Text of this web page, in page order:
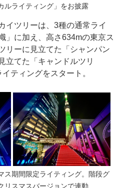
ルライティング」をお披露
ツリーは、3種の通常ライ
」に加え、高さ634mの東京ス
リーに見立てた「シャンパン
立てた「キャンドルツリ
ティングをスタート。
ス期間限定ライティング。階段グ
リスマスバージョンで連動